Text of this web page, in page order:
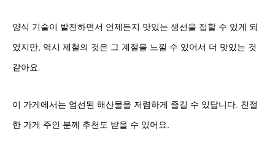
양식 기술이 발전하면서 언제든지 맛있는 생선을 접할 수 있게 되
었지만, 역시 제철의 것은 그 계절을 느낄 수 있어서 더 맛있는 것
같아요.
이 가게에서는 엄선된 해산물을 저렴하게 즐길 수 있답니다. 친절
한 가게 주인 분께 추천도 받을 수 있어요.